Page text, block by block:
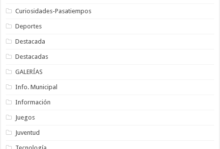
Curiosidades-Pasatiempos
Deportes
Destacada
Destacadas
GALERÍAS
Info. Municipal
Información
Juegos
Juventud